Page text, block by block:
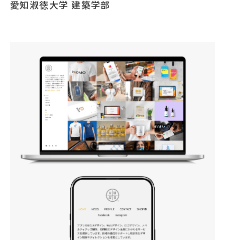
愛知淑徳大学 建築学部